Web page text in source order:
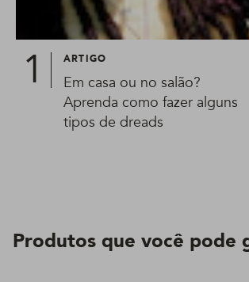
ARTIGO
Em casa ou no salão?
Aprenda como fazer alguns
tipos de dreads
Produtos que você pode